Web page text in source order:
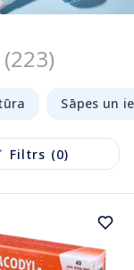
(223)
Sāpes un
Filtrs (0)